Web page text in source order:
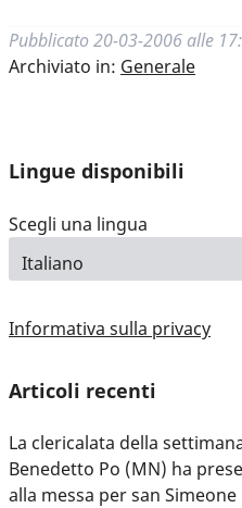
Pubblicato 20-03-2006 alle
Archiviato in: Generale
Lingue disponibili
Scegli una lingua
Informativa sulla privacy
Articoli recenti
La clericalata della
Benedetto Po (MN) ha
alla messa per san Simeone